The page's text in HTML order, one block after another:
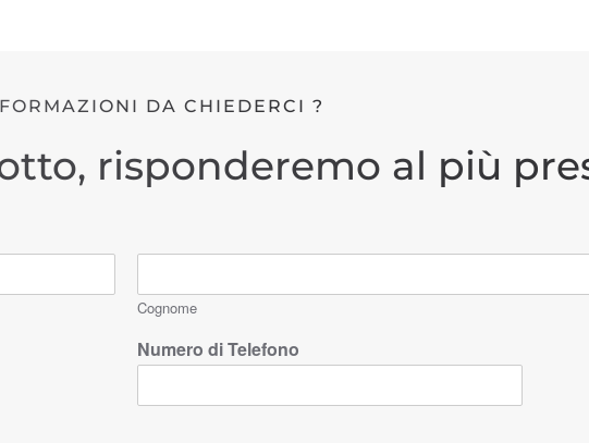
DA CHIEDERCI ?
risponderemo al più
Cognome
Numero di Telefono